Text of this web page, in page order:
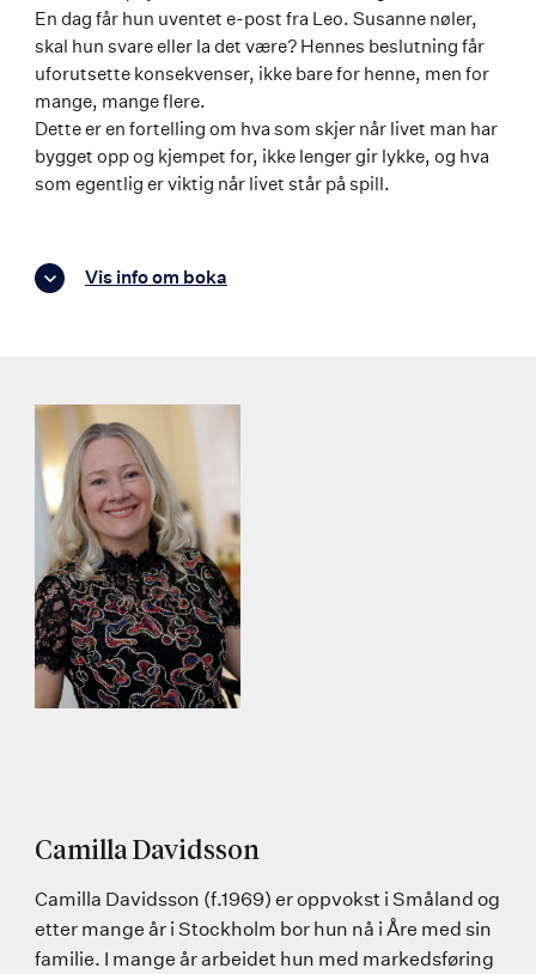
En dag får hun uventet e-post fra Leo. Susanne nøler,
skal hun svare eller la det være? Hennes beslutning får
uforutsette konsekvenser, ikke bare for henne, men for
mange, mange flere.
Dette er en fortelling om hva som skjer når livet man har
bygget opp og kjempet for, ikke lenger gir lykke, og hva
som egentlig er viktig når livet står på spill.
Vis info om boka
Camilla Davidsson
Camilla Davidsson (f.1969) er oppvokst i Småland og
etter mange år i Stockholm bor hun nå i Åre med sin
familie. I mange år arbeidet hun med markedsføring